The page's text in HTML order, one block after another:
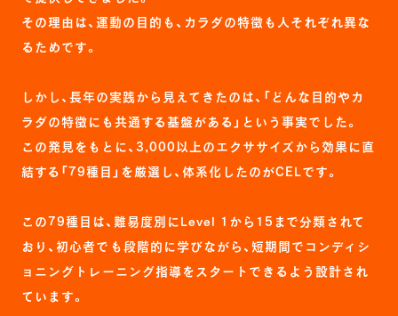
その理由は、運動の目的も、カラダの特徴も人それぞれ異な
るためです。
しかし、長年の実践から見えてきたのは、「どんな目的やカ
ラダの特徴にも共通する基盤がある」という事実でした。
この発見をもとに、3,000以上のエクササイズから効果に直
結する「79種目」を厳選し、体系化したのがCELです。
この79種目は、難易度別にLevel 1から15まで分類されて
おり、初心者でも段階的に学びながら、短期間でコンディシ
ョニングトレーニング指導をスタートできるよう設計され
ています。